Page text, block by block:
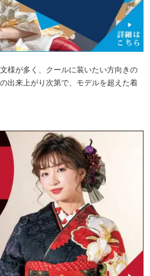
様が多く、クールに装いたい方向きの
出来上がり次第で、モデルを超えた着